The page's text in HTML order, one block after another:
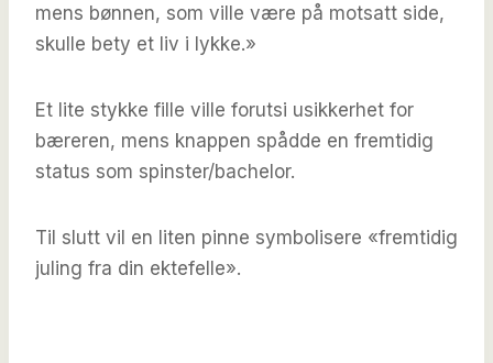
mens bønnen, som ville være på motsatt side,
skulle bety et liv i lykke.»
Et lite stykke fille ville forutsi usikkerhet for
bæreren, mens knappen spådde en fremtidig
status som spinster/bachelor.
Til slutt vil en liten pinne symbolisere «fremtidig
juling fra din ektefelle».